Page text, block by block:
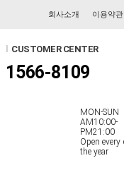
회사소개 이용약관
l CUSTOMER CENTER
1566-8109
MON-SUN
AM10:00-
PM21:00
Open every
the year